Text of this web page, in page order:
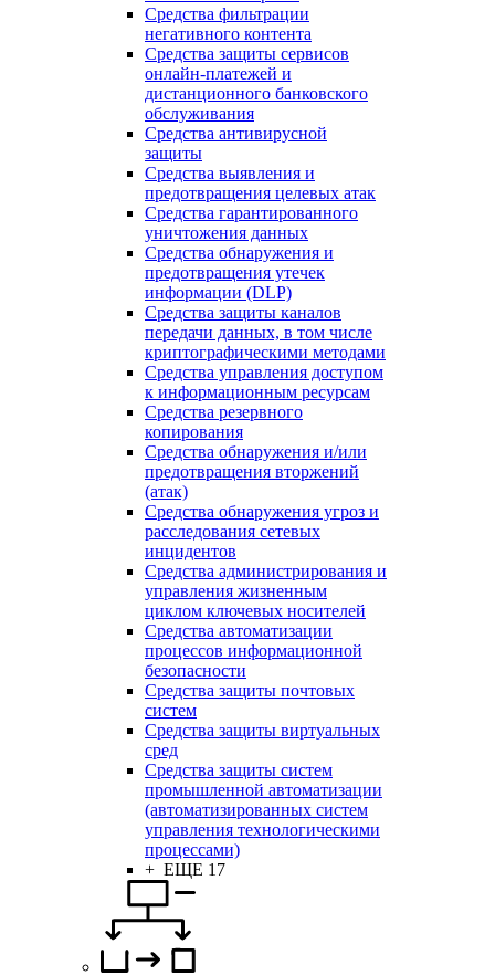
Средства фильтрации
негативного контента
Средства защиты сервисов
онлайн-платежей и
дистанционного банковского
обслуживания
Средства антивирусной
защиты
Средства выявления и
предотвращения целевых атак
Средства гарантированного
уничтожения данных
Средства обнаружения и
предотвращения утечек
информации (DLP)
Средства защиты каналов
передачи данных, в том числе
криптографическими методами
Средства управления доступом
к информационным ресурсам
Средства резервного
копирования
Средства обнаружения и/или
предотвращения вторжений
(атак)
Средства обнаружения угроз и
расследования сетевых
инцидентов
Средства администрирования и
управления жизненным
циклом ключевых носителей
Средства автоматизации
процессов информационной
безопасности
Средства защиты почтовых
систем
Средства защиты виртуальных
сред
Средства защиты систем
промышленной автоматизации
(автоматизированных систем
управления технологическими
процессами)
+ ЕЩЕ 17